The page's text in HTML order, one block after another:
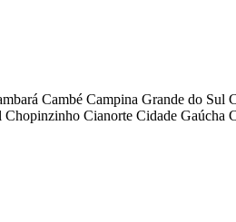
Cambé Campina Grande do
Chopinzinho Cianorte Cidade